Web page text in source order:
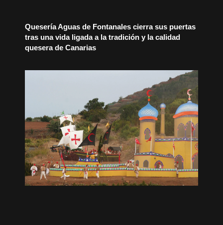
Quesería Aguas de Fontanales cierra sus puertas
tras una vida ligada a la tradición y la calidad
quesera de Canarias